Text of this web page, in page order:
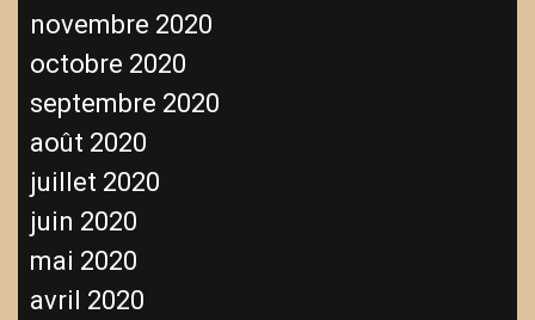
novembre 2020
octobre 2020
septembre 2020
août 2020
juillet 2020
juin 2020
mai 2020
avril 2020